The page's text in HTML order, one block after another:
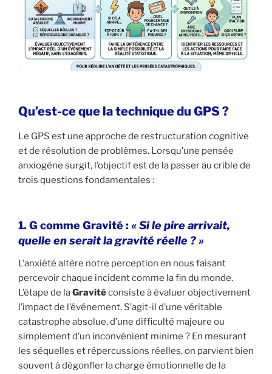
Qu’est-ce que la technique du GPS ?
Le GPS est une approche de restructuration cognitive
et de résolution de problèmes. Lorsqu’une pensée
anxiogène surgit, l’objectif est de la passer au crible de
trois questions fondamentales :
1. G comme Gravité : « Si le pire arrivait,
quelle en serait la gravité réelle ? »
L’anxiété altère notre perception en nous faisant
percevoir chaque incident comme la fin du monde.
L’étape de laGravitéconsiste à évaluer objectivement
l’impact de l’événement. S’agit-il d’une véritable
catastrophe absolue, d’une difficulté majeure ou
simplement d’un inconvénient minime ? En mesurant
les séquelles et répercussions réelles, on parvient bien
souvent à dégonfler la charge émotionnelle de la